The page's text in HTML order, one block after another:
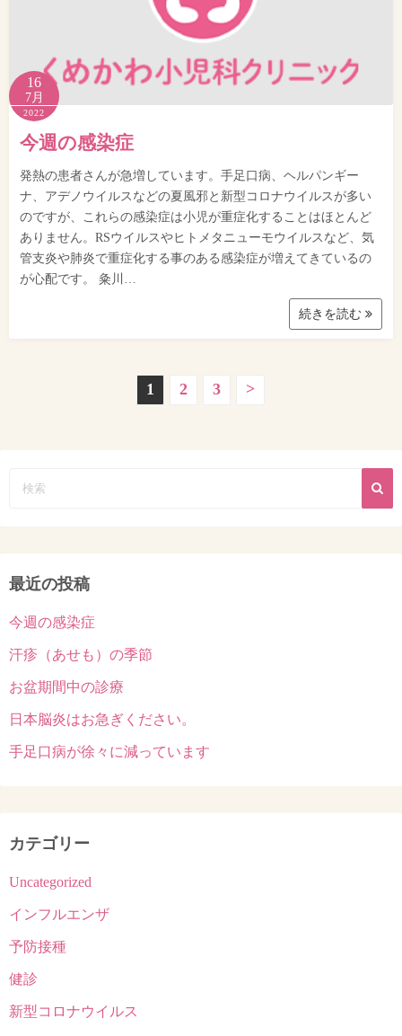
16
7月
2022
今週の感染症
発熱の患者さんが急増しています。手足口病、ヘルパンギー
ナ、アデノウイルスなどの夏風邪と新型コロナウイルスが多い
のですが、これらの感染症は小児が重症化することはほとんど
ありません。RSウイルスやヒトメタニューモウイルスなど、気
管支炎や肺炎で重症化する事のある感染症が増えてきているの
が心配です。 粂川…
続きを読む
ビ
ョ
1 2 3 >
最近の投稿
今週の感染症
汗疹（あせも）の季節
お盆期間中の診療
日本脳炎はお急ぎください。
手足口病が徐々に減っています
カテゴリー
Uncategorized
インフルエンザ
予防接種
健診
新型コロナウイルス